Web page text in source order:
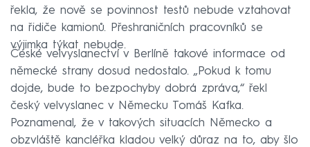
řekla, že nově se povinnost testů nebude vztahovat
na řidiče kamionů. Přeshraničních pracovníků se
výjimka týkat nebude.
České velvyslanectví v Berlíně takové informace od
německé strany dosud nedostalo. „Pokud k tomu
dojde, bude to bezpochyby dobrá zpráva,“ řekl
český velvyslanec v Německu Tomáš Kafka.
Poznamenal, že v takových situacích Německo a
obzvláště kancléřka kladou velký důraz na to, aby šlo